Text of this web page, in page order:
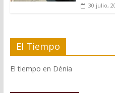
30 julio,
El Tiempo
El tiempo en Dénia